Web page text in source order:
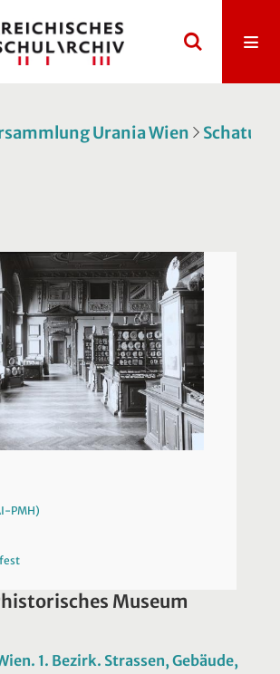
Urania Wien Schatulle
PMH)
Museum
1. Bezirk. Strassen, Gebäude,